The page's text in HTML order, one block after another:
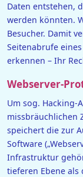
Daten entstehen,
werden könnten.
Besucher. Damit
Seitenabrufe
erkennen – Ihr
Webserver-
Um sog.
missbräuchlichen
speichert die zur
Software
Infrastruktur
tieferen Ebene als